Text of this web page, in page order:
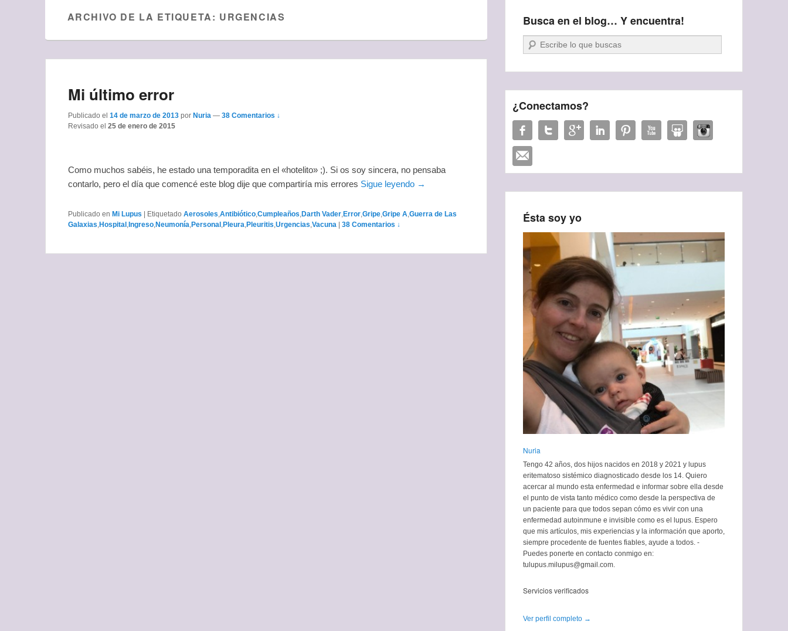
ARCHIVO DE LA ETIQUETA: URGENCIAS
Mi último error
Publicado el 14 de marzo de 2013 por Nuria — 38 Comentarios ↓
Revisado el 25 de enero de 2015
Como muchos sabéis, he estado una temporadita en el «hotelito» ;). Si os soy sincera, no pensaba
contarlo, pero el día que comencé este blog dije que compartiría mis errores Sigue leyendo →
Publicado en Mi Lupus | Etiquetado Aerosoles Antibiótico Cumpleaños Darth Vader Error Gripe Gripe A Guerra de Las
Galaxias Hospital Ingreso Neumonía Personal Pleura Pleuritis Urgencias Vacuna | 38 Comentarios ↓
Busca en el blog… Y encuentra!
Buscar
¿Conectamos?
Ésta soy yo
Nuria
Tengo 42 años, dos hijos nacidos en 2018 y 2021 y lupus
eritematoso sistémico diagnosticado desde los 14. Quiero
acercar al mundo esta enfermedad e informar sobre ella desde
el punto de vista tanto médico como desde la perspectiva de
un paciente para que todos sepan cómo es vivir con una
enfermedad autoinmune e invisible como es el lupus. Espero
que mis artículos, mis experiencias y la información que aporto,
siempre procedente de fuentes fiables, ayude a todos. -
Puedes ponerte en contacto conmigo en:
tulupus.milupus@gmail.com.
Servicios verificados
Ver perfil completo →